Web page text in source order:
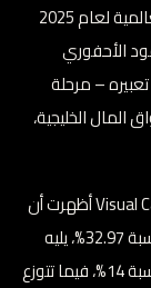
قال رائد الاستثمار سامر شقير: إن بيانات الطاقة العالمية لعام 2025
الأحفوري
– مرحلة
المال الخليجية،
وأوضح شقير، أن بيانات الواردة من تقارير Visual Capitalist أظهرت أن
الفحم لا يزال يتصدر مصادر توليد الكهرباء عالميًّا بنسبة 32.97%، يليه
الغاز الطبيعي بنسبة 21.77%، ثم الطاقة النووية بنسبة 14%، فيما تتوزع